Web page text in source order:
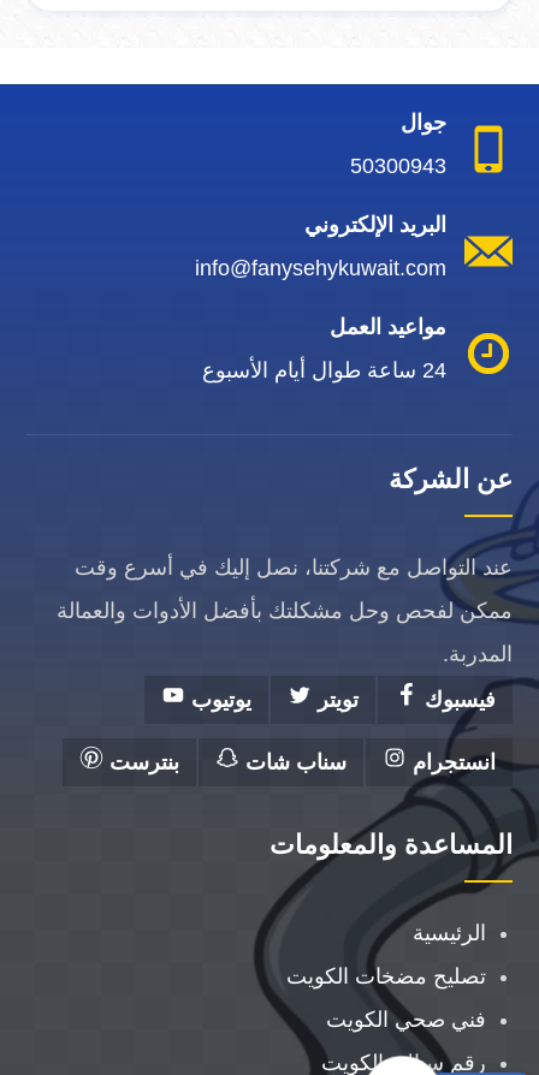
جوال
50300943
البريد الإلكتروني
info@fanysehykuwait.com
مواعيد العمل
24 ساعة طوال أيام الأسبوع
عن الشركة
عند التواصل مع شركتنا، نصل إليك في أسرع وقت
ممكن لفحص وحل مشكلتك بأفضل الأدوات والعمالة
المدربة.
فيسبوك
تويتر يوتيوب
انستجرام سناب شات بنترست
المساعدة والمعلومات
الرئيسية
تصليح مضخات الكويت
فني صحي الكويت
رقم سباك بالكويت